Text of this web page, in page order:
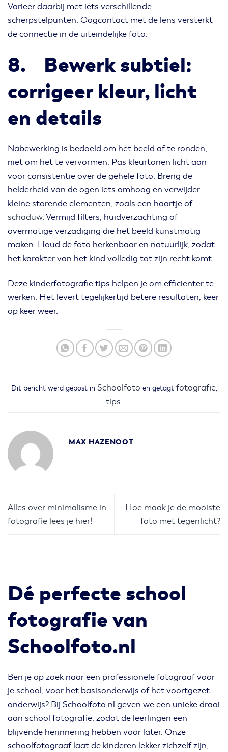
Varieer daarbij met iets verschillende
scherpstelpunten. Oogcontact met de lens versterkt
de connectie in de uiteindelijke foto.
8. Bewerk subtiel:
corrigeer kleur, licht
en details
Nabewerking is bedoeld om het beeld af te ronden,
niet om het te vervormen. Pas kleurtonen licht aan
voor consistentie over de gehele foto. Breng de
helderheid van de ogen iets omhoog en verwijder
kleine storende elementen, zoals een haartje of
schaduw. Vermijd filters, huidverzachting of
overmatige verzadiging die het beeld kunstmatig
maken. Houd de foto herkenbaar en natuurlijk, zodat
het karakter van het kind volledig tot zijn recht komt.
Deze kinderfotografie tips helpen je om efficiënter te
werken. Het levert tegelijkertijd betere resultaten, keer
op keer weer.
Dit bericht werd gepost in Schoolfoto en getagt fotografie,
tips.
MAX HAZENOOT
Alles over minimalisme in
fotografie lees je hier!
Hoe maak je de mooiste
foto met tegenlicht?
Dé perfecte school
fotografie van
Schoolfoto.nl
Ben je op zoek naar een professionele fotograaf voor
je school, voor het basisonderwijs of het voortgezet
onderwijs? Bij Schoolfoto.nl geven we een unieke draai
aan school fotografie, zodat de leerlingen een
blijvende herinnering hebben voor later. Onze
schoolfotograaf laat de kinderen lekker zichzelf zijn,